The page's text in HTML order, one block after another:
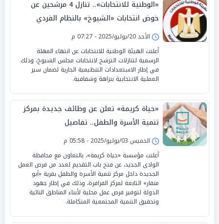
«الوطنية للانتخابات».. تنازل 4 مرشحين عن
خوض انتخابات «الشيوخ» بالنظام الفردي
الأحد 20/يوليو/2025 - 07:27 م
أعلنت الهيئة الوطنية للانتخابات عن انتهاء المهلة
الرسمية لتنازلات الترشح لانتخابات مجلس الشيوخ، وذلك
في إطار الاستعدادات التنظيمية الجارية لضمان سير
العملية الانتخابية بنزاهة وشفافية.
«حياة كريمة» تعلن عن وظائف جديدة بمركز
تنمية الأسرة والطفل.. تفاصيل
الخميس 03/يوليو/2025 - 05:58 م
أعلنت مؤسسة «حياة كريمة»، بالتعاون مع محافظة
الوادى الجديد، عن فتح باب التقديم لعدد من فرص العمل
الجديدة داخل مركز تنمية الأسرة والطفل بقرية «أبو
منقار» التابعة لمركز الفرافرة، وذلك في إطار جهود
الدولة لتوفير فرص عمل محلية لأبناء المناطق النائية
وتحقيق التنمية المجتمعية المتكاملة.